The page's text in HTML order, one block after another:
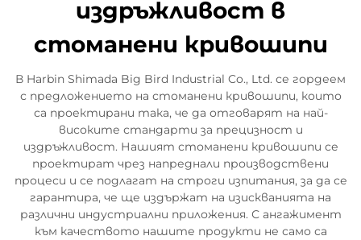
издръжливост в
стоманени кривошипи
В Harbin Shimada Big Bird Industrial Co., Ltd. се гордеем
с предложението на стоманени кривошипи, които
са проектирани така, че да отговарят на най-
високите стандарти за прецизност и
издръжливост. Нашият стоманени кривошипи се
проектират чрез напреднали производствени
процеси и се подлагат на строги изпитания, за да се
гарантира, че ще издържат на изискванията на
различни индустриални приложения. С ангажимент
към качеството нашите продукти не само са